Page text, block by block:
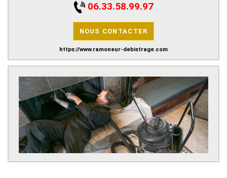
06.33.58.99.97
NOUS CONTACTER
https://www.ramoneur-debistrage.com